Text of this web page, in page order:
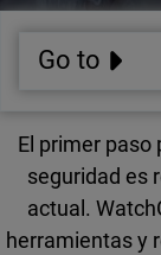
Go to
El primer paso
seguridad es
actual.
herramientas y